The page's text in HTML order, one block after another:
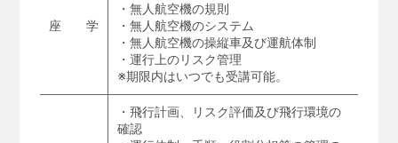
座 学
・無人航空機の規則
・無人航空機のシステム
・無人航空機の操縦車及び運航体制
・運行上のリスク管理
※期限内はいつでも受講可能。
・飛行計画、リスク評価及び飛行環境の
確認